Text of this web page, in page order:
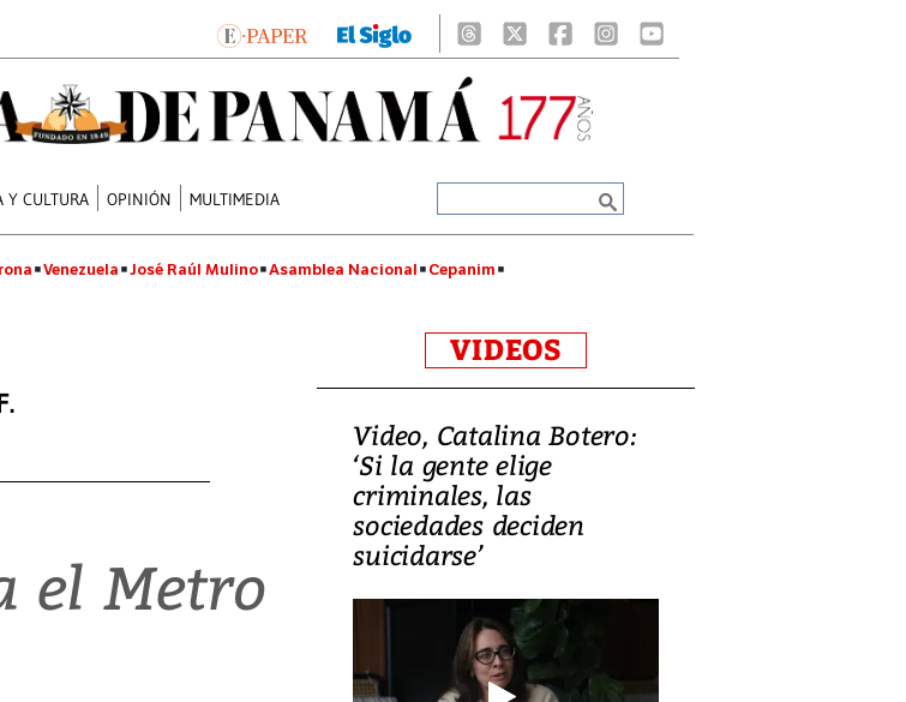
Y CULTURA OPINIÓN MULTIMEDIA
Venezuela José Raúl Mulino Asamblea Nacional Cepanim
el Metro
VIDEOS
Video, Catalina Botero:
‘Si la gente elige
criminales, las
sociedades deciden
suicidarse’